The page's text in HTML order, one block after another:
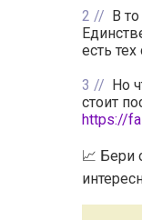
2
В
есть
3
Но
стоит
https://
📈 Бери